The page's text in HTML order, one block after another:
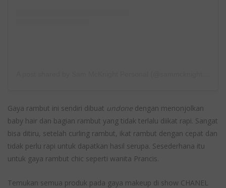
Gaya rambut ini sendiri dibuat undone dengan menonjolkan
baby hair dan bagian rambut yang tidak terlalu diikat rapi. Sangat
bisa ditiru, setelah curling rambut, ikat rambut dengan cepat dan
tidak perlu rapi untuk dapatkan hasil serupa. Sesederhana itu
untuk gaya rambut chic seperti wanita Prancis.
Temukan semua produk pada gaya makeup di show CHANEL